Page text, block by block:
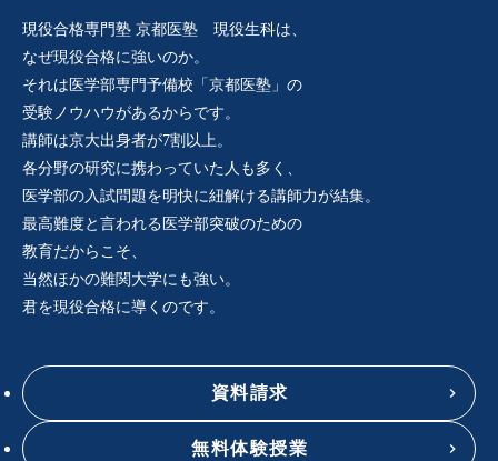
現役合格専門塾 京都医塾 現役生科は、
なぜ現役合格に強いのか。
それは医学部専門予備校「京都医塾」の
受験ノウハウがあるからです。
講師は京大出身者が7割以上。
各分野の研究に携わっていた人も多く、
医学部の入試問題を明快に紐解ける講師力が結集。
最高難度と言われる医学部突破のための
教育だからこそ、
当然ほかの難関大学にも強い。
君を現役合格に導くのです。
資料請求
無料体験授業